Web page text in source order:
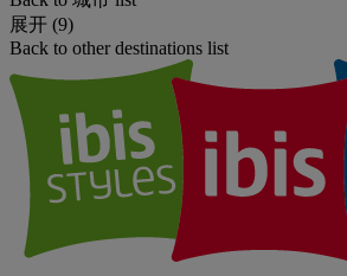
展开 (9)
Back to other destinations list